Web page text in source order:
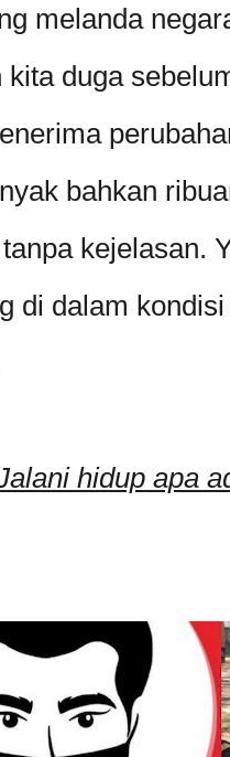
melanda
kita duga
bahkan
kejelasan.
di dalam
hidup apa